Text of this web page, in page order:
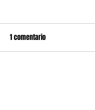
1 comentario